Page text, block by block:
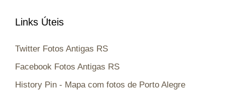
Links Úteis
Twitter Fotos Antigas RS
Facebook Fotos Antigas RS
History Pin - Mapa com fotos de Porto Alegre